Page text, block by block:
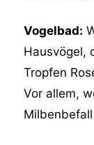
Vogelbad:
Hausvögel,
Tropfen
Vor allem,